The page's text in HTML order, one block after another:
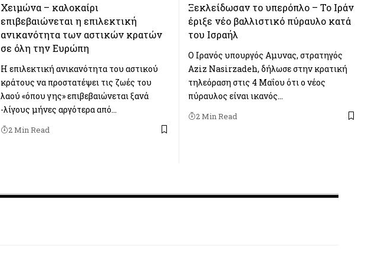
Χειμώνα – καλοκαίρι
επιβεβαιώνεται η επιλεκτική
ανικανότητα των αστικών κρατών
σε όλη την Ευρώπη
Η επιλεκτική ανικανότητα του αστικού
κράτους να προστατέψει τις ζωές του
λαού «όπου γης» επιβεβαιώνεται ξανά
-λίγους μήνες αργότερα από…
2 Min Read
Ξεκλείδωσαν το υπερόπλο – Το Ιράν
έριξε νέο βαλλιστικό πύραυλο κατά
του Ισραήλ
Ο Ιρανός υπουργός Αμυνας, στρατηγός
Aziz Nasirzadeh, δήλωσε στην κρατική
τηλεόραση στις 4 Μαΐου ότι ο νέος
πύραυλος είναι ικανός…
2 Min Read